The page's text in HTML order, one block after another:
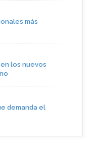
más
los nuevos
demanda el